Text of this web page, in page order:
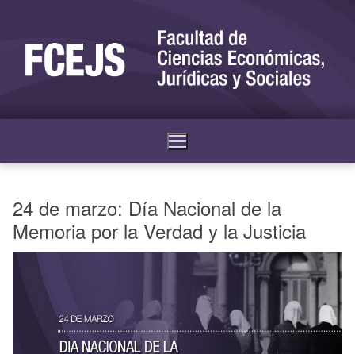
24 de marzo: Día Nacional de la
Memoria por la Verdad y la Justicia